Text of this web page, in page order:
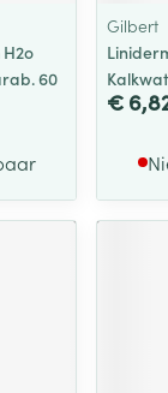
60
Gilbert
€